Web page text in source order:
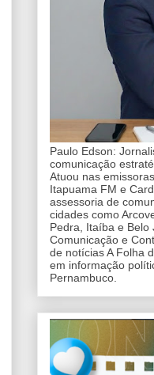
Paulo Edson:
comunicação
Atuou nas
Itapuama FM e
assessoria de
cidades como
Pedra, Itaíba e Belo
Comunicação e
de notícias A Folha
em informação
Pernambuco.